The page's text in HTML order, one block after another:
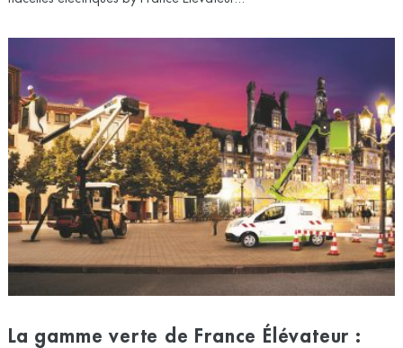
La gamme verte de France Élévateur :